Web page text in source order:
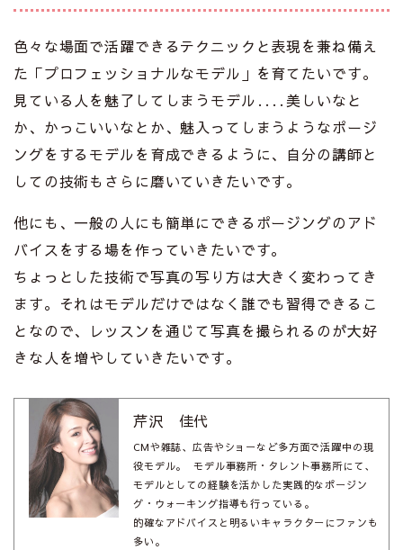
色々な場面で活躍できるテクニックと表現を兼ね備え
た「プロフェッショナルなモデル」を育てたいです。
見ている人を魅了してしまうモデル‥‥美しいなと
か、かっこいいなとか、魅入ってしまうようなポージ
ングをするモデルを育成できるように、自分の講師と
しての技術もさらに磨いていきたいです。
他にも、一般の人にも簡単にできるポージングのアド
バイスをする場を作っていきたいです。
ちょっとした技術で写真の写り方は大きく変わってき
ます。それはモデルだけではなく誰でも習得できるこ
となので、レッスンを通じて写真を撮られるのが大好
きな人を増やしていきたいです。
芹沢 佳代
CMや雑誌、広告やショーなど多方面で活躍中の現
役モデル。 モデル事務所・タレント事務所にて、
モデルとしての経験を活かした実践的なポージン
グ・ウォーキング指導も行っている。
的確なアドバイスと明るいキャラクターにファンも
多い。